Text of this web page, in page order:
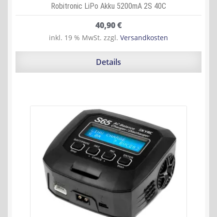
Robitronic LiPo Akku 5200mA 2S 40C
40,90€
inkl. 19 % MwSt. zzgl. Versandkosten
Details